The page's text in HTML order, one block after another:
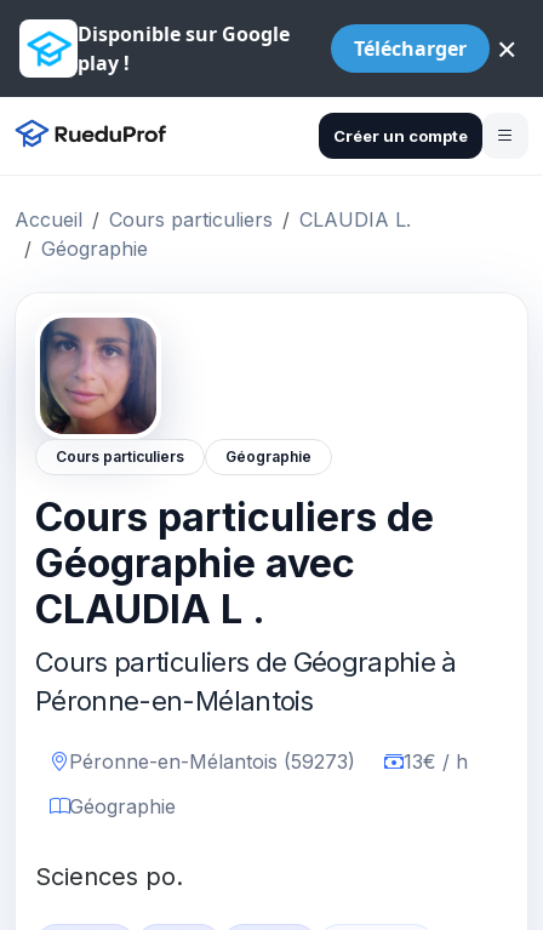
Disponible sur Google
play !
Télécharger ×
Créer un compte
Accueil Cours particuliers
CLAUDIA L.
Géographie
Cours particuliers Géographie
Cours particuliers de
Géographie avec
CLAUDIA L .
Cours particuliers de Géographie à
Péronne-en-Mélantois
Péronne-en-Mélantois (59273)
13€ / h
Géographie
Sciences po.